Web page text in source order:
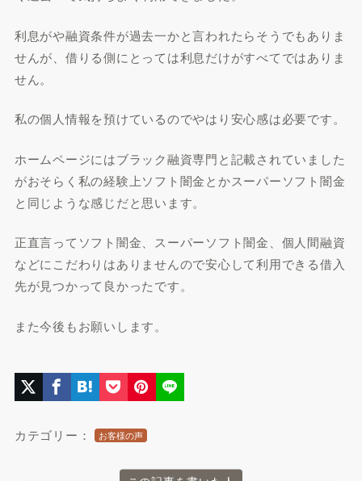
利息がや融資条件が過去一かと言われたらそうでもありま
せんが、借りる側にとっては利息だけがすべてではありま
せん。
私の個人情報を預けているのでやはり安心感は必要です。
ホームページにはブラック融資専門と記載されていました
がおそらく私の経験上ソフト闇金とかスーパーソフト闇金
と同じような感じだと思います。
正直言ってソフト闇金、スーパーソフト闇金、個人間融資
などにこだわりはありませんので安心して利用できる借入
先が見つかって良かったです。
また今後もお願いします。
カテゴリー： お客様の声